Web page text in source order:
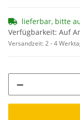
lieferbar, bitte
Verfügbarkeit: Auf
Versandzeit:2 - 4